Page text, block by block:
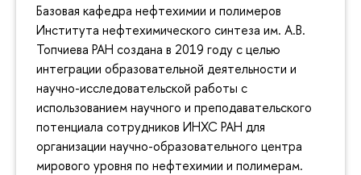
Базовая кафедра нефтехимии и полимеров
Института нефтехимического синтеза им. А.В.
Топчиева РАН создана в 2019 году с целью
интеграции образовательной деятельности и
научно-исследовательской работы с
использованием научного и преподавательского
потенциала сотрудников ИНХС РАН для
организации научно-образовательного центра
мирового уровня по нефтехимии и полимерам.